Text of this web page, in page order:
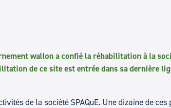
wallon a confié la réhabilitation à la
de ce site est entrée dans sa dernière
de la société SPAQuE. Une dizaine de